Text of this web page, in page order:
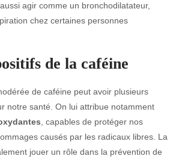
agir comme un bronchodilatateur,
chez certaines personnes
de la caféine
de caféine peut avoir plusieurs
notre santé. On lui attribue notamment
, capables de protéger nos
causés par les radicaux libres. La
jouer un rôle dans la prévention de